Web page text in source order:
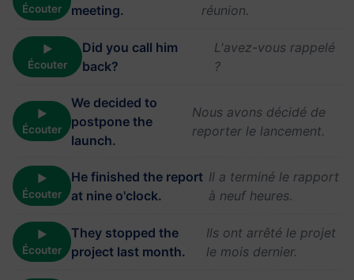
Écouter
meeting.
réunion.
▶
Écouter
Did you call him
back?
L'avez-vous rappelé
?
▶
Écouter
We decided to
postpone the
launch.
Nous avons décidé de
reporter le lancement.
▶
Écouter
He finished the report
at nine o'clock.
Il a terminé le rapport
à neuf heures.
▶
Écouter
They stopped the
project last month.
Ils ont arrêté le projet
le mois dernier.